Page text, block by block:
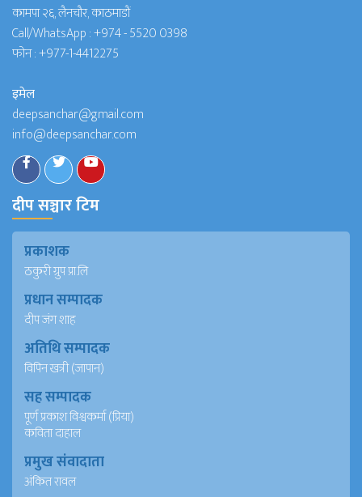
कामपा २६, लैनचौर, काठमाडौं
Call/WhatsApp :+974 - 5520 0398
फोन :+977-1-4412275
इमेल
deepsanchar@gmail.com
info@deepsanchar.com
दीप सञ्चार टिम
प्रकाशक
ठकुरी ग्रुप प्रा.लि
प्रधान सम्पादक
दीप जंग शाह
अतिथि सम्पादक
विपिन खत्री (जापान)
सह सम्पादक
पूर्ण प्रकाश विश्वकर्मा (प्रिया)
कविता दाहाल
प्रमुख संवादाता
अंकित रावल